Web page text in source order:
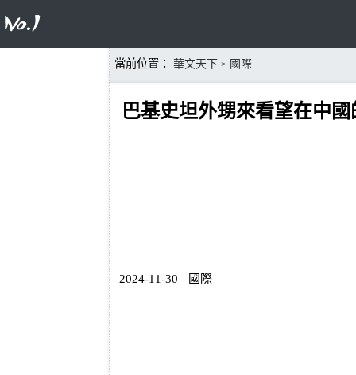
當前位置： 華文天下 > 國際
巴基史坦外甥來看望在中
2024-11-30 國際